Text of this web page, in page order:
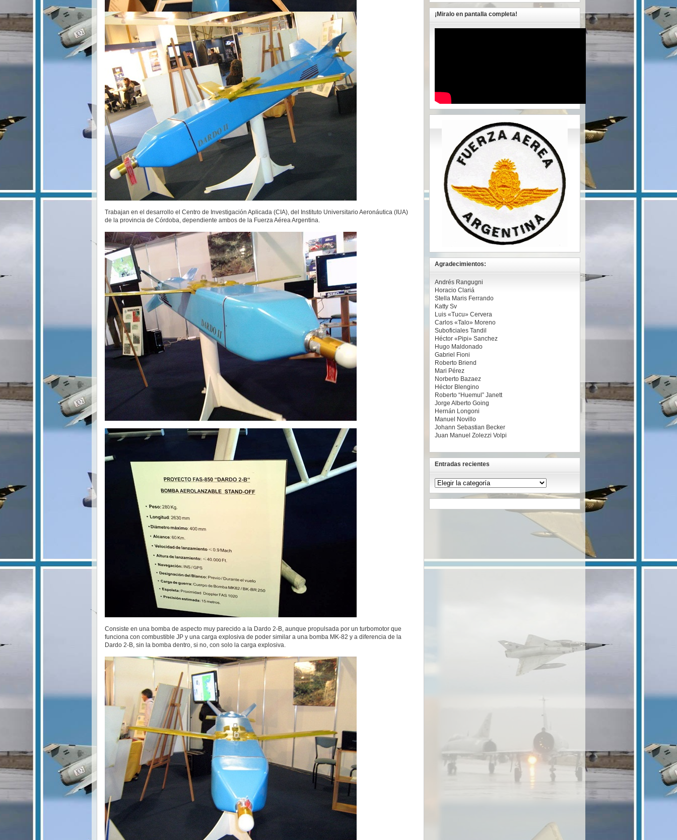
Trabajan en el desarrollo el Centro de Investigación Aplicada (CIA), del Instituto Universitario Aeronáutica (IUA)
de la provincia de Córdoba, dependiente ambos de la Fuerza Aérea Argentina.
Consiste en una bomba de aspecto muy parecido a la Dardo 2-B, aunque propulsada por un turbomotor que
funciona con combustible JP y una carga explosiva de poder similar a una bomba MK-82 y a diferencia de la
Dardo 2-B, sin la bomba dentro, si no, con solo la carga explosiva.
¡Miralo en pantalla completa!
Agradecimientos:
Andrés Rangugni
Horacio Clariá
Stella Maris Ferrando
Katty Sv
Luis «Tucu» Cervera
Carlos «Talo» Moreno
Suboficiales Tandil
Héctor «Pipi» Sanchez
Hugo Maldonado
Gabriel Fioni
Roberto Briend
Mari Pérez
Norberto Bazaez
Héctor Blengino
Roberto “Huemul” Janett
Jorge Alberto Going
Hernán Longoni
Manuel Novillo
Johann Sebastian Becker
Juan Manuel Zolezzi Volpi
Entradas recientes
Entradas
recientes